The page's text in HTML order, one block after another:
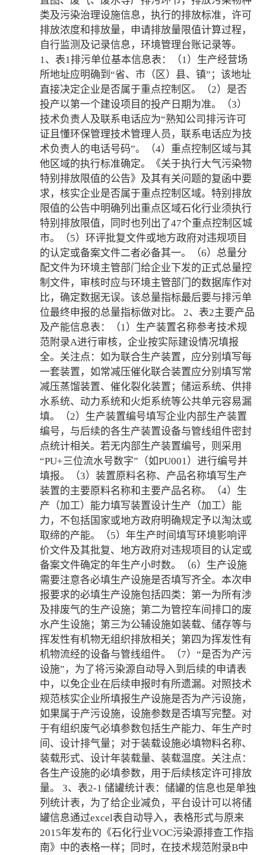
类及污染治理设施信息，执行的排放标准，许可
排放浓度和排放量，申请排放量限值计算过程，
自行监测及记录信息，环境管理台账记录等。
1、表1排污单位基本信息表：（1）生产经营场
所地址应明确到“省、市（区）县、镇”；该地址
直接决定企业是否属于重点控制区。（2）是否
投产以第一个建设项目的投产日期为准。（3）
技术负责人及联系电话应为“熟知公司排污许可
证且懂环保管理技术管理人员，联系电话应为技
术负责人的电话号码”。（4）重点控制区域与其
他区域的执行标准确定。《关于执行大气污染物
特别排放限值的公告》及其有关问题的复函中要
求，核实企业是否属于重点控制区域。特别排放
限值的公告中明确列出重点区域石化行业须执行
特别排放限值，同时也列出了47个重点控制区城
市。（5）环评批复文件或地方政府对违规项目
的认定或备案文件二者必备其一。（6）总量分
配文件为环境主管部门给企业下发的正式总量控
制文件，审核时应与环境主管部门的数据库作对
比，确定数据无误。该总量指标最后要与排污单
位最终申报的总量指标做对比。 2、表2主要产品
及产能信息表：（1）生产装置名称参考技术规
范附录A进行审核，企业按实际建设情况填报
全。关注点：如为联合生产装置，应分别填写每
一套装置，如常减压催化联合装置应分别填写常
减压蒸馏装置、催化裂化装置；储运系统、供排
水系统、动力系统和火炬系统等公共单元容易漏
填。（2）生产装置编号填写企业内部生产装置
编号，与后续的各生产装置设备与管线组件密封
点统计相关。若无内部生产装置编号，则采用
“PU+三位流水号数字”（如PU001）进行编号并
填报。（3）装置原料名称、产品名称填写生产
装置的主要原料名称和主要产品名称。（4）生
产（加工）能力填写装置设计生产（加工）能
力，不包括国家或地方政府明确规定予以淘汰或
取缔的产能。（5）年生产时间填写环境影响评
价文件及其批复、地方政府对违规项目的认定或
备案文件确定的年生产小时数。（6）生产设施
需要注意各必填生产设施是否填写齐全。本次申
报要求的必填生产设施包括四类：第一为所有涉
及排废气的生产设施；第二为管控车间排口的废
水产生设施；第三为公辅设施如装载、储存等与
挥发性有机物无组织排放相关；第四为挥发性有
机物流经的设备与管线组件。（7）“是否为产污
设施”，为了将污染源自动导入到后续的申请表
中，以免企业在后续申报时有所遗漏。对照技术
规范核实企业所填报生产设施是否为产污设施，
如果属于产污设施，设施参数是否填写完整。对
于有组织废气必填参数包括生产能力、年生产时
间、设计排气量；对于装载设施必填物料名称、
装载形式、设计年装载量、装载温度。关注点：
各生产设施的必填参数，用于后续核定许可排放
量。 3、表2-1 储罐统计表：储罐的信息也是单独
列统计表，为了给企业减负，平台设计可以将储
罐信息通过excel表自动导入，表格形式与原来
2015年发布的《石化行业VOC污染源排查工作指
南》中的表格一样；同时，在技术规范附录B中